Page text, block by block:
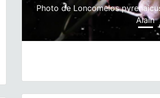
Photo de Loncomelos
Alain